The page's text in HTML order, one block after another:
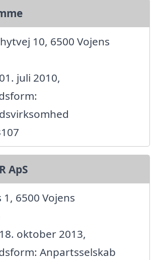
10, 6500 Vojens
juli 2010,
ApS
6500 Vojens
oktober 2013,
Anpartsselskab